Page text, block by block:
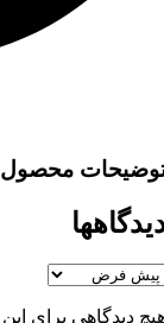
محصول
دیدگاهی برای